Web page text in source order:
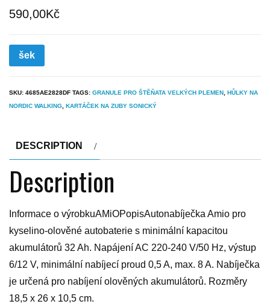
590,00Kč
šek
SKU: 4685AE2828DF TAGS: GRANULE PRO ŠTĚŇATA VELKÝCH PLEMEN HŮLKY NA
NORDIC WALKING KARTÁČEK NA ZUBY SONICKÝ
DESCRIPTION
Description
Informace o výrobkuAMiOPopisAutonabíječka Amio pro
kyselino-olověné autobaterie s minimální kapacitou
akumulátorů 32 Ah. Napájení AC 220-240 V/50 Hz, výstup
6/12 V, minimální nabíjecí proud 0,5 A, max. 8 A. Nabíječka
je určená pro nabíjení olověných akumulátorů. Rozměry
18,5 x 26 x 10,5 cm.